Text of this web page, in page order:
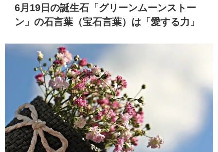
6月19日の誕生石「グリーンムーンストー
ン」の石言葉（宝石言葉）は「愛する力」